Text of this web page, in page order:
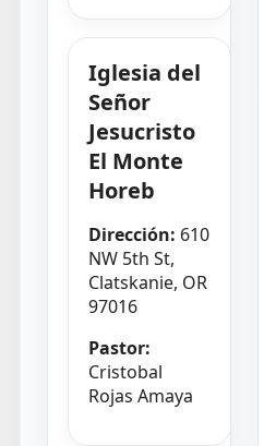
Iglesia del
Señor
Jesucristo
El Monte
Horeb
Dirección: 610
NW 5th St,
Clatskanie, OR
97016
Pastor:
Cristobal
Rojas Amaya